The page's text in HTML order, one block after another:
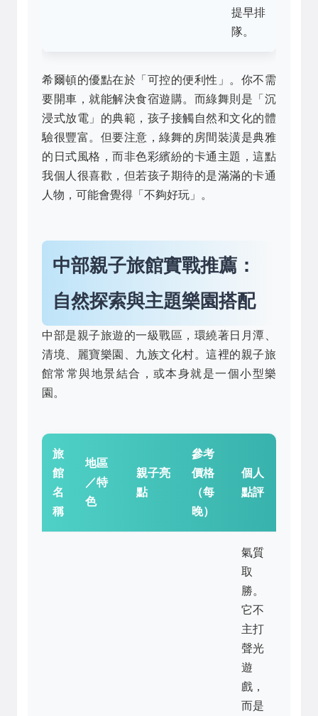
提早排
隊。
希爾頓的優點在於「可控的便利性」。你不需
要開車，就能解決食宿遊購。而綠舞則是「沉
浸式放電」的典範，孩子接觸自然和文化的體
驗很豐富。但要注意，綠舞的房間裝潢是典雅
的日式風格，而非色彩繽紛的卡通主題，這點
我個人很喜歡，但若孩子期待的是滿滿的卡通
人物，可能會覺得「不夠好玩」。
中部親子旅館實戰推薦：
自然探索與主題樂園搭配
中部是親子旅遊的一級戰區，環繞著日月潭、
清境、麗寶樂園、九族文化村。這裡的親子旅
館常常與地景結合，或本身就是一個小型樂
園。
旅
館
名
稱
地區
／特
色
親子亮
點
參考
價格
（每
晚）
個人
點評
氣質
取
勝。
它不
主打
聲光
遊
戲，
而是